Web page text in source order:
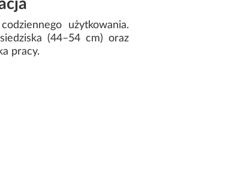
użytkowania.
(44–54 cm) oraz
pracy.